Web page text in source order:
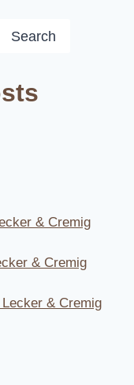
Search
& Cremig
& Cremig
& Cremig